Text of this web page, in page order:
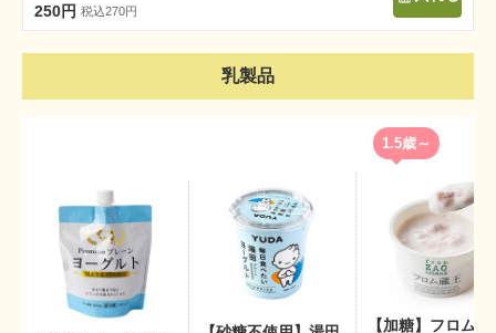
250円 税込270円
乳製品
1.5歳～
【加糖】フロム蔵